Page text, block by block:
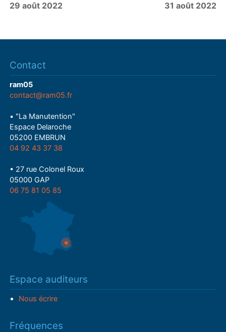
29 août 2022 31 août 2022
Contact
ram05
contact@ram05.fr
• "La Manutention"
Espace Delaroche
05200 EMBRUN
04 92 43 37 38
• 27 rue Colonel Roux
05000 GAP
06 75 81 05 85
Espace auditeurs
Nous écrire
Fréquences